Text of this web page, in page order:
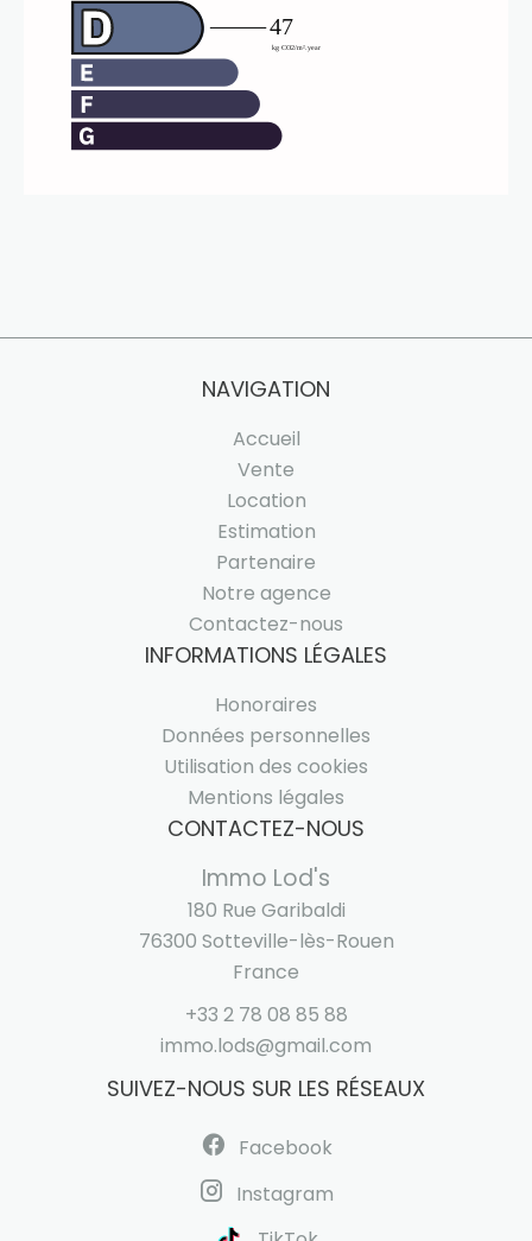
NAVIGATION
Accueil
Vente
Location
Estimation
Partenaire
Notre agence
Contactez-nous
INFORMATIONS LÉGALES
Honoraires
Données personnelles
Utilisation des cookies
Mentions légales
CONTACTEZ-NOUS
Immo Lod's
180 Rue Garibaldi
76300 Sotteville-lès-Rouen
France
+33 2 78 08 85 88
immo.lods@gmail.com
SUIVEZ-NOUS SUR LES RÉSEAUX
Facebook
Instagram